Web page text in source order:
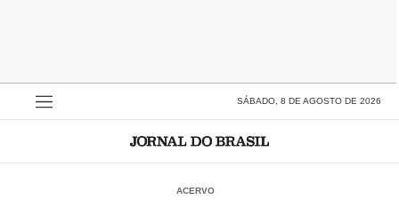
SÁBADO, 8 DE AGOSTO DE 2026
ACERVO